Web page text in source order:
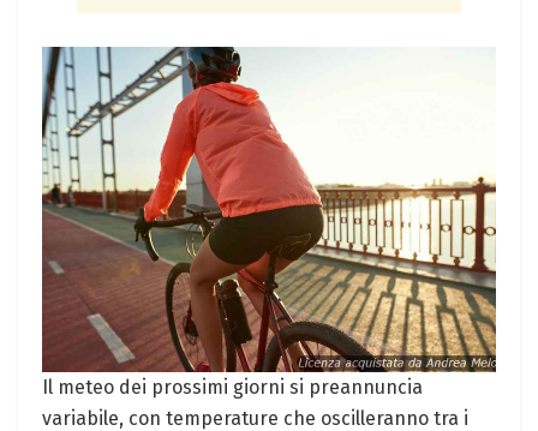
Il meteo dei prossimi giorni si preannuncia
variabile, con temperature che oscilleranno tra i